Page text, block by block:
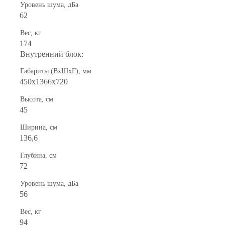
Уровень шума, дБа
62
Вес, кг
174
Внутренний блок:
Габариты (ВхШхГ), мм
450х1366х720
Высота, см
45
Ширина, см
136,6
Глубина, см
72
Уровень шума, дБа
56
Вес, кг
94